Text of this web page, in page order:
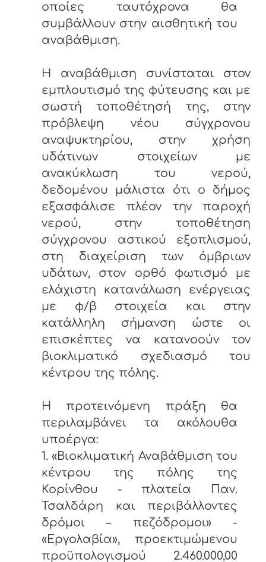
οποίες ταυτόχρονα θα
συμβάλλουν στην αισθητική του
αναβάθμιση.
Η αναβάθμιση συνίσταται στον
εμπλουτισμό της φύτευσης και με
σωστή τοποθέτησή της, στην
πρόβλεψη νέου σύγχρονου
αναψυκτηρίου, στην χρήση
υδάτινων στοιχείων με
ανακύκλωση του νερού,
δεδομένου μάλιστα ότι ο δήμος
εξασφάλισε πλέον την παροχή
νερού, στην τοποθέτηση
σύγχρονου αστικού εξοπλισμού,
στη διαχείριση των όμβριων
υδάτων, στον ορθό φωτισμό με
ελάχιστη κατανάλωση ενέργειας
με φ/β στοιχεία και στην
κατάλληλη σήμανση ώστε οι
επισκέπτες να κατανοούν τον
βιοκλιματικό σχεδιασμό του
κέντρου της πόλης.
Η προτεινόμενη πράξη θα
περιλαμβάνει τα ακόλουθα
υποέργα:
1. «Βιοκλιματική Αναβάθμιση του
κέντρου της πόλης της
Κορίνθου - πλατεία Παν.
Τσαλδάρη και περιβάλλοντες
δρόμοι – πεζόδρομοι» -
«Εργολαβία», προεκτιμώμενου
προϋπολογισμού 2.460.000,00